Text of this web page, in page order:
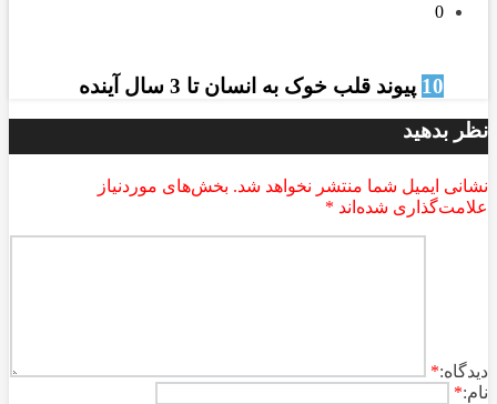
0
10 پیوند قلب خوک به انسان تا 3 سال آینده
نظر بدهید
نشانی ایمیل شما منتشر نخواهد شد. بخش‌های موردنیاز
علامت‌گذاری شده‌اند *
ديدگاه:*
نام:*